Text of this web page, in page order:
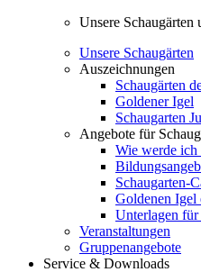
Unsere
Unsere Schaugärten
Auszeichnungen
Schaugärten
Goldener Igel
Schaugarten
Angebote für
Wie werde ich
Schaugarten-
Goldenen Igel
Unterlagen für
Veranstaltungen
Gruppenangebote
Service & Downloads